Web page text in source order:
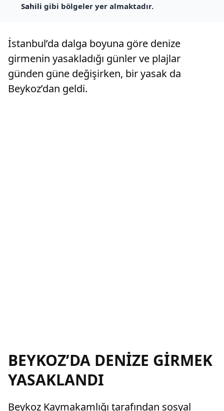
Sahili gibi bölgeler yer almaktadır.
İstanbul’da dalga boyuna göre denize
girmenin yasakladığı günler ve plajlar
günden güne değişirken, bir yasak da
Beykoz’dan geldi.
BEYKOZ’DA DENİZE GİRMEK
YASAKLANDI
Beykoz Kaymakamlığı tarafından sosyal